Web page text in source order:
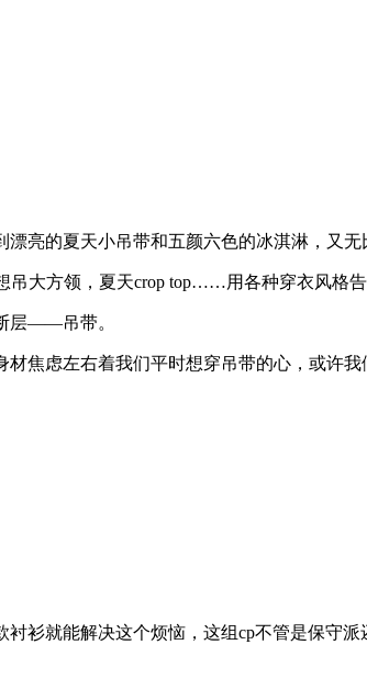
亮的夏天小吊带和五颜六色的冰淇淋，又无
方领，夏天crop top……用各种穿衣风格告
层——吊带。
虑左右着我们平时想穿吊带的心，或许
就能解决这个烦恼，这组cp不管是保守派